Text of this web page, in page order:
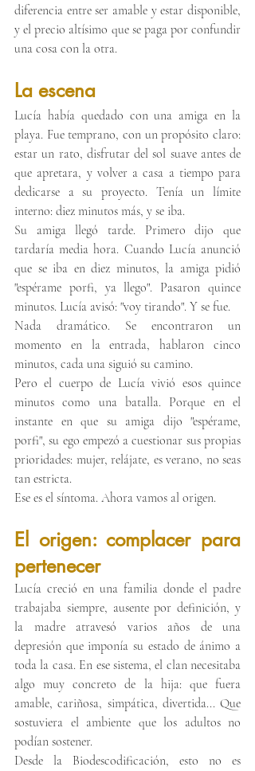
diferencia entre ser amable y estar disponible,
y el precio altísimo que se paga por confundir
una cosa con la otra.
La escena
Lucía había quedado con una amiga en la
playa. Fue temprano, con un propósito claro:
estar un rato, disfrutar del sol suave antes de
que apretara, y volver a casa a tiempo para
dedicarse a su proyecto. Tenía un límite
interno: diez minutos más, y se iba.
Su amiga llegó tarde. Primero dijo que
tardaría media hora. Cuando Lucía anunció
que se iba en diez minutos, la amiga pidió
"espérame porfi, ya llego". Pasaron quince
minutos. Lucía avisó: "voy tirando". Y se fue.
Nada dramático. Se encontraron un
momento en la entrada, hablaron cinco
minutos, cada una siguió su camino.
Pero el cuerpo de Lucía vivió esos quince
minutos como una batalla. Porque en el
instante en que su amiga dijo "espérame,
porfi", su ego empezó a cuestionar sus propias
prioridades: mujer, relájate, es verano, no seas
tan estricta.
Ese es el síntoma. Ahora vamos al origen.
El origen: complacer para
pertenecer
Lucía creció en una familia donde el padre
trabajaba siempre, ausente por definición, y
la madre atravesó varios años de una
depresión que imponía su estado de ánimo a
toda la casa. En ese sistema, el clan necesitaba
algo muy concreto de la hija: que fuera
amable, cariñosa, simpática, divertida... Que
sostuviera el ambiente que los adultos no
podían sostener.
Desde la Biodescodificación, esto no es